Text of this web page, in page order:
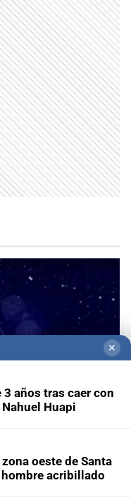
de agosto de
✕
años tras caer con
Huapi
oeste de Santa
acribillado